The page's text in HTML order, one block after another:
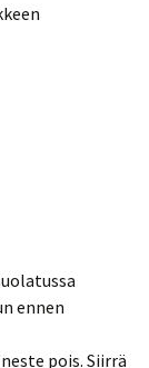
ennen
pois. Siirrä